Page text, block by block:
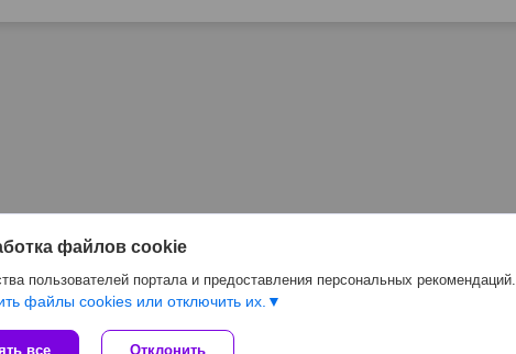
на платформе Deal.by
файлов cookie
пользователей портала и предоставления персональных рекомендаций.
файлы cookies или отключить их.
все Отклонить